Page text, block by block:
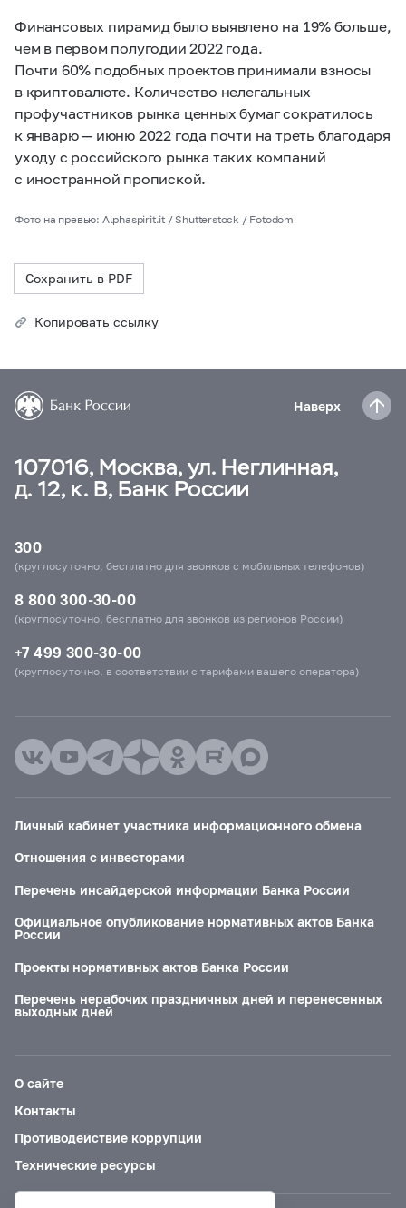
Финансовых пирамид было выявлено на 19% больше,
чем в первом полугодии 2022 года.
Почти 60% подобных проектов принимали взносы
в криптовалюте. Количество нелегальных
профучастников рынка ценных бумаг сократилось
к январю — июню 2022 года почти на треть благодаря
уходу с российского рынка таких компаний
с иностранной пропиской.
Фото на превью: Alphaspirit.it / Shutterstock / Fotodom
Сохранить в PDF
Копировать ссылку
Наверх
107016, Москва, ул. Неглинная,
д. 12, к. В, Банк России
300
(круглосуточно, бесплатно для звонков с мобильных телефонов)
8 800 300-30-00
(круглосуточно, бесплатно для звонков из регионов России)
+7 499 300-30-00
(круглосуточно, в соответствии с тарифами вашего оператора)
Личный кабинет участника информационного обмена
Отношения с инвесторами
Перечень инсайдерской информации Банка России
Официальное опубликование нормативных актов Банка
России
Проекты нормативных актов Банка России
Перечень нерабочих праздничных дней и перенесенных
выходных дней
О сайте
Контакты
Противодействие коррупции
Технические ресурсы